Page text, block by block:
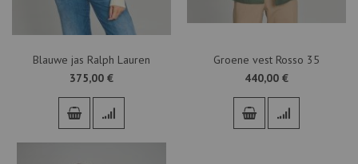
Blauwe jas Ralph Lauren
375,00 €
Groene vest Rosso 35
440,00 €